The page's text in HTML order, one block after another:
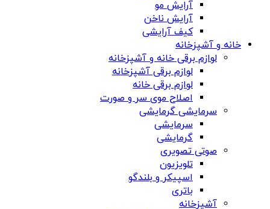
آرایش مو
آرایش ناخن
کیف آرایشی
خانه و آشپزخانه
لوازم برقی خانه و آشپزخانه
لوازم برقی آشپزخانه
لوازم برقی خانه
اصلاح موی سر و صورت
سرمایشی گرمایشی
سرمایشی
گرمایشی
صوتی تصویری
تلویزیون
اسپیکر و بلندگو
باتری
آشپزخانه